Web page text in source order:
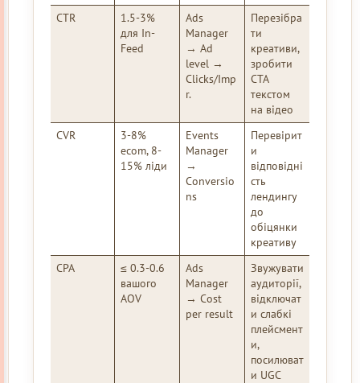
CTR
1.5-3%
для In-
Feed
Ads
Manager
→ Ad
level →
Clicks/Imp
r.
Перезібра
ти
креативи,
зробити
CTA
текстом
на відео
CVR
3-8%
ecom, 8-
15% ліди
Events
Manager
→
Conversio
ns
Перевірит
и
відповідні
сть
лендингу
до
обіцянки
креативу
CPA
≤ 0.3-0.6
вашого
AOV
Ads
Manager
→ Cost
per result
Звужувати
аудиторії,
відключат
и слабкі
плейсмент
и,
посилюват
и UGC